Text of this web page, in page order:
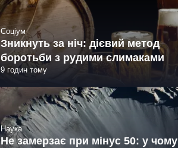
Соціум
Зникнуть за ніч: дієвий метод
боротьби з рудими слимаками
9 годин тому
Наука
Не замерзає при мінус 50: у чому